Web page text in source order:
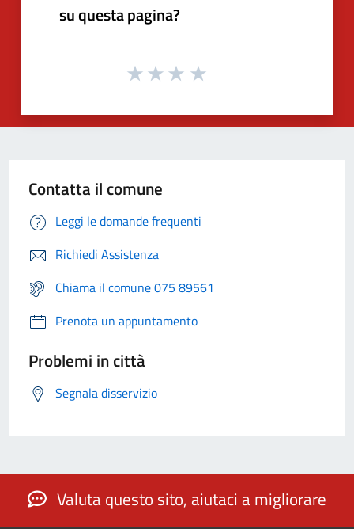
su questa pagina?
Contatta il comune
Leggi le domande frequenti
Richiedi Assistenza
Chiama il comune 075 89561
Prenota un appuntamento
Problemi in città
Segnala disservizio
Valuta questo sito, aiutaci a migliorare